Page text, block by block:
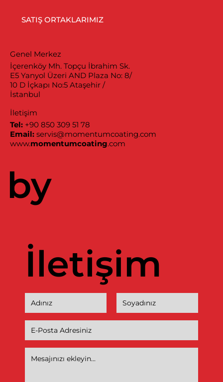
Genel Merkez
İçerenköy Mh. Topçu İbrahim Sk.
E5 Yanyol Üzeri AND Plaza No: 8/
10 D İçkapı No:5 Ataşehir /
İstanbul
İletişim
Tel: +90 850 309 51 78
Email: servis@momentumcoating.com
www.momentumcoating.com
SATIŞ ORTAKLARIMIZ
by
İletişim